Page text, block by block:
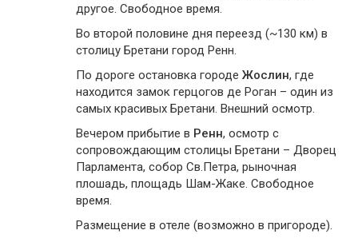
другое. Свободное время.
Во второй половине дня переезд (~130 км) в
столицу Бретани город Ренн.
По дороге остановка городе Жослин, где
находится замок герцогов де Роган – один из
самых красивых Бретани. Внешний осмотр.
Вечером прибытие в Ренн, осмотр с
сопровождающим столицы Бретани – Дворец
Парламента, собор Св.Петра, рыночная
плошадь, площадь Шам-Жаке. Свободное
время.
Размещение в отеле (возможно в пригороде).